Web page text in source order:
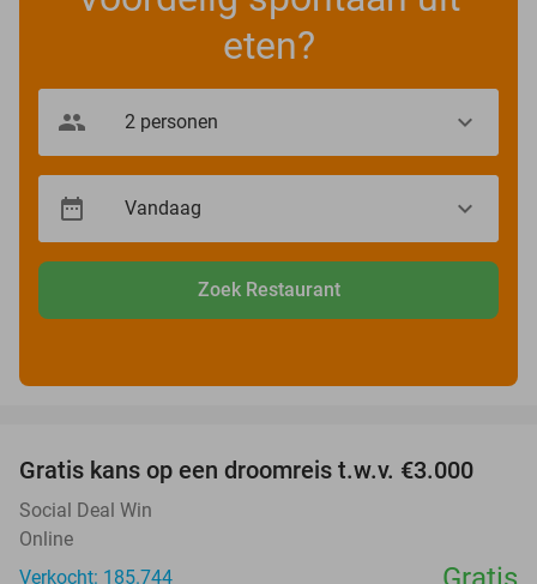
eten?
Zoek Restaurant
Gratis kans op een droomreis t.w.v. €3.000
Social Deal Win
Online
Verkocht: 185.744